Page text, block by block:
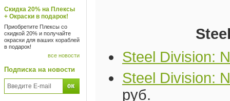
Скидка 20% на Плексы
+ Окраски в подарок!
Приобретите Плексы со
скидкой 20% и получайте
окраски для ваших кораблей
в подарок!
все новости
Подписка на новости
Steel Division:
Steel Division:
руб.